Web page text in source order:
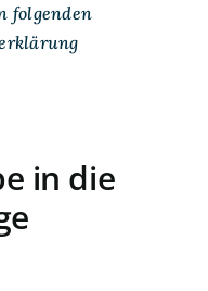
folgenden
in die